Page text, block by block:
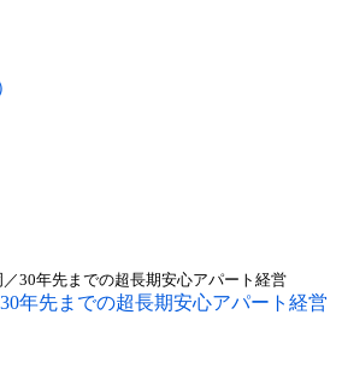
30年先までの超長期安心アパート経営